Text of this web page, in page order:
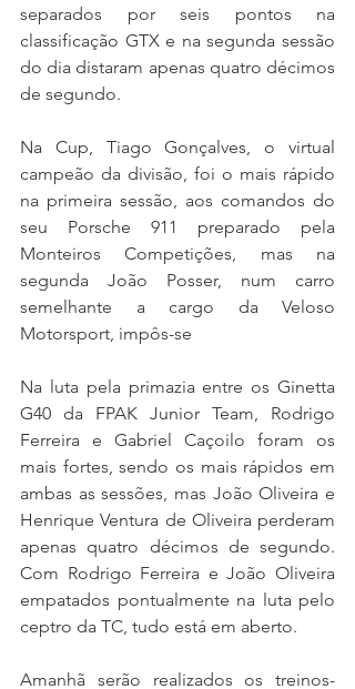
separados por seis pontos na
classificação GTX e na segunda sessão
do dia distaram apenas quatro décimos
de segundo.
Na Cup, Tiago Gonçalves, o virtual
campeão da divisão, foi o mais rápido
na primeira sessão, aos comandos do
seu Porsche 911 preparado pela
Monteiros Competições, mas na
segunda João Posser, num carro
semelhante a cargo da Veloso
Motorsport, impôs-se
Na luta pela primazia entre os Ginetta
G40 da FPAK Junior Team, Rodrigo
Ferreira e Gabriel Caçoilo foram os
mais fortes, sendo os mais rápidos em
ambas as sessões, mas João Oliveira e
Henrique Ventura de Oliveira perderam
apenas quatro décimos de segundo.
Com Rodrigo Ferreira e João Oliveira
empatados pontualmente na luta pelo
ceptro da TC, tudo está em aberto.
Amanhã serão realizados os treinos-